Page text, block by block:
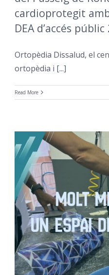
cardioprotegit
DEA d’accés públic
Ortopèdia Dissalud, el
ortopèdia i [...]
Read More